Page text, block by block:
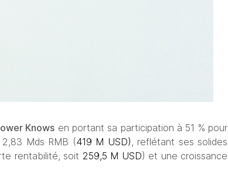
Knows en portant sa participation à 51 % pour
2,83 Mds RMB (419 M USD), reflétant ses solides
rentabilité, soit 259,5 M USD) et une croissance